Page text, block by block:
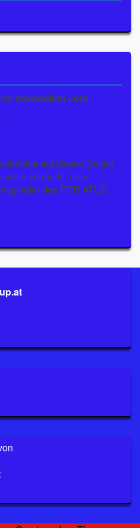
moxmolion.com
auf diesen Seiten
vermerkt, dem
des RTR ATUS